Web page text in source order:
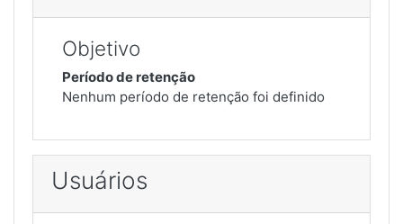
Objetivo
Período de retenção
Nenhum período de retenção foi definido
Usuários